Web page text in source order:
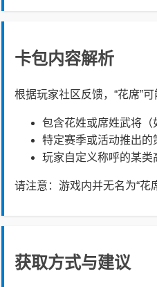
卡包内容解析
根据玩家社区反馈，“花席”
包含花姓或席姓武将（
特定赛季或活动推出的
玩家自定义称呼的某类
请注意：游戏内并无名为“花
获取方式与建议